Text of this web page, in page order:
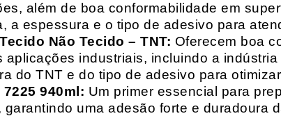
além de boa conformabilidade em
a espessura e o tipo de adesivo para
Não Tecido – TNT: Oferecem boa
aplicações industriais, incluindo a
do TNT e do tipo de adesivo para
940ml: Um primer essencial para
uma adesão forte e duradoura